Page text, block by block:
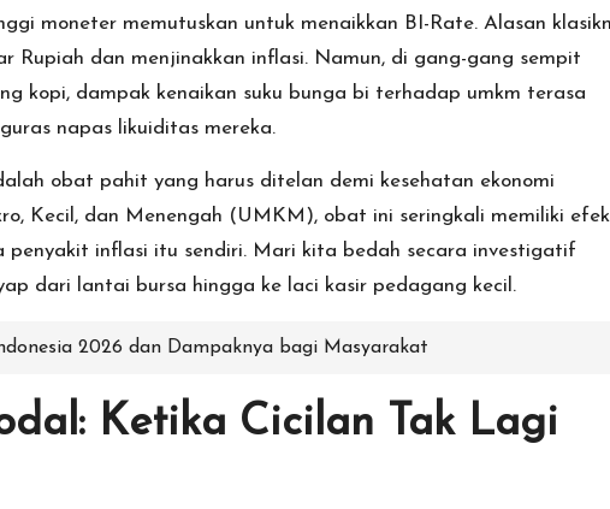
moneter memutuskan untuk menaikkan BI-Rate. Alasan
Rupiah dan menjinakkan inflasi. Namun, di gang-gang sempit
kopi, dampak kenaikan suku bunga bi terhadap umkm terasa
napas likuiditas mereka.
obat pahit yang harus ditelan demi kesehatan ekonomi
Kecil, dan Menengah (UMKM), obat ini seringkali memiliki efek
penyakit inflasi itu sendiri. Mari kita bedah secara investigatif
dari lantai bursa hingga ke laci kasir pedagang kecil.
2026 dan Dampaknya bagi Masyarakat
Ketika Cicilan Tak Lagi